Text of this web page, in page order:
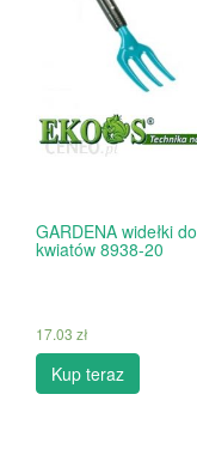
GARDENA widełki do
kwiatów 8938-20
17.03 zł
Kup teraz